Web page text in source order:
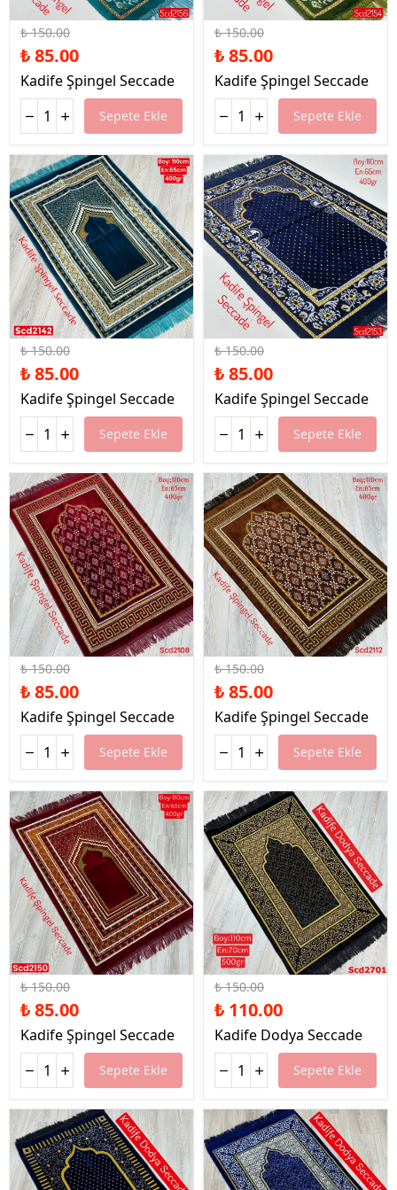
%43 İndirim
₺ 150.00
₺ 85.00
Kadife Şpingel Seccade
Sepete Ekle
%43 İndirim
₺ 150.00
₺ 85.00
Kadife Şpingel Seccade
Sepete Ekle
%43 İndirim
₺ 150.00
₺ 85.00
Kadife Şpingel Seccade
Sepete Ekle
%43 İndirim
₺ 150.00
₺ 85.00
Kadife Şpingel Seccade
Sepete Ekle
%43 İndirim
₺ 150.00
₺ 85.00
Kadife Şpingel Seccade
Sepete Ekle
%43 İndirim
₺ 150.00
₺ 85.00
Kadife Şpingel Seccade
Sepete Ekle
%43 İndirim
₺ 150.00
₺ 85.00
Kadife Şpingel Seccade
Sepete Ekle
%27 İndirim
₺ 150.00
₺ 110.00
Kadife Dodya Seccade
Sepete Ekle